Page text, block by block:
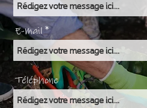
E-mail
Téléphone